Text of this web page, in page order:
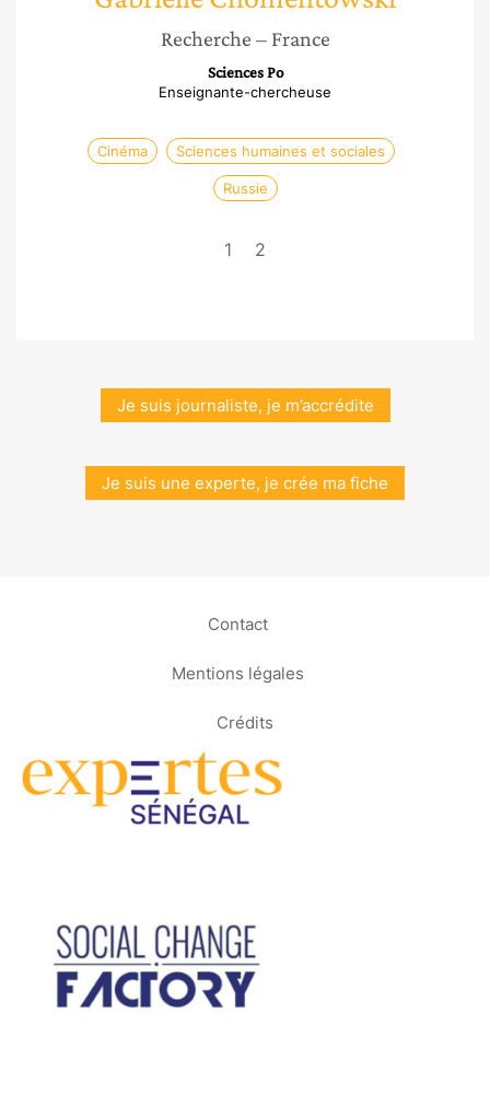
Recherche – France
Sciences Po
Enseignante-chercheuse
Cinéma Sciences humaines et sociales
Russie
1 2
Je suis journaliste, je m’accrédite
Je suis une experte, je crée ma fiche
Contact
Mentions légales
Crédits